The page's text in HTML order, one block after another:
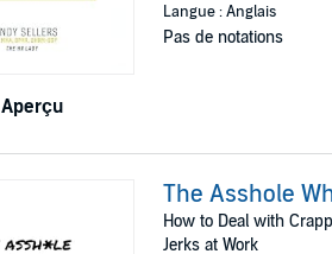
Aperçu
Langue : Anglais
Pas de notations
The Asshole
How to Deal with
Jerks at Work